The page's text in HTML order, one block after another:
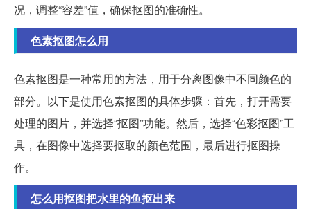
况，调整“容差”值，确保抠图的准确性。
色素抠图怎么用
色素抠图是一种常用的方法，用于分离图像中不同颜色的
部分。以下是使用色素抠图的具体步骤：首先，打开需要
处理的图片，并选择“抠图”功能。然后，选择“色彩抠图”工
具，在图像中选择要抠取的颜色范围，最后进行抠图操
作。
怎么用抠图把水里的鱼抠出来